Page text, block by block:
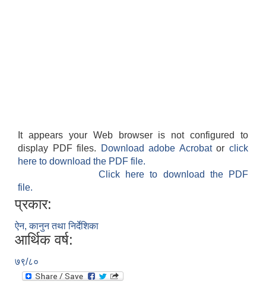
It appears your Web browser is not configured to
display PDF files.
Download adobe Acrobatorclick
here to download the PDF file.
Click here to download the PDF
file.
प्रकार:
ऐन, कानुन तथा निर्देशिका
आर्थिक वर्ष:
७९/८०